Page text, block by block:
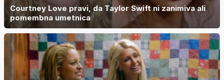
Courtney Love pravi, da Taylor Swift ni zanimiva ali
pomembna umetnica